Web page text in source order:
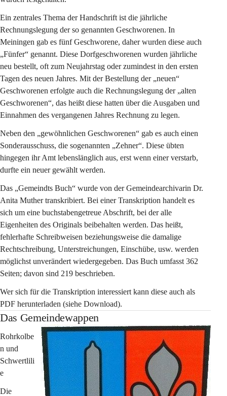
Ein zentrales Thema der Handschrift ist die jährliche
Rechnungslegung der so genannten Geschworenen. In
Meiningen gab es fünf Geschworene, daher wurden diese auch
„Fünfer“ genannt. Diese Dorfgeschworenen wurden jährliche
neu bestellt, oft zum Neujahrstag oder zumindest in den ersten
Tagen des neuen Jahres. Mit der Bestellung der „neuen“
Geschworenen erfolgte auch die Rechnungslegung der „alten
Geschworenen“, das heißt diese hatten über die Ausgaben und
Einnahmen des vergangenen Jahres Rechnung zu legen.
Neben den „gewöhnlichen Geschworenen“ gab es auch einen
Sonderausschuss, die sogenannten „Zehner“. Diese übten
hingegen ihr Amt lebenslänglich aus, erst wenn einer verstarb,
durfte ein neuer gewählt werden.
Das „Gemeindts Buch“ wurde von der Gemeindearchivarin Dr.
Anita Muther transkribiert. Bei einer Transkription handelt es
sich um eine buchstabengetreue Abschrift, bei der alle
Eigenheiten des Originals beibehalten werden. Das heißt,
fehlerhafte Schreibweisen beziehungsweise die damalige
Rechtschreibung, Unterstreichungen, Einschübe, usw. werden
möglichst unverändert wiedergegeben. Das Buch umfasst 362
Seiten; davon sind 219 beschrieben.
Wer sich für die Transkription interessiert kann diese auch als
PDF herunterladen (siehe Download).
Das Gemeindewappen
Rohrkolbe
n und
Schwertlili
e
Die